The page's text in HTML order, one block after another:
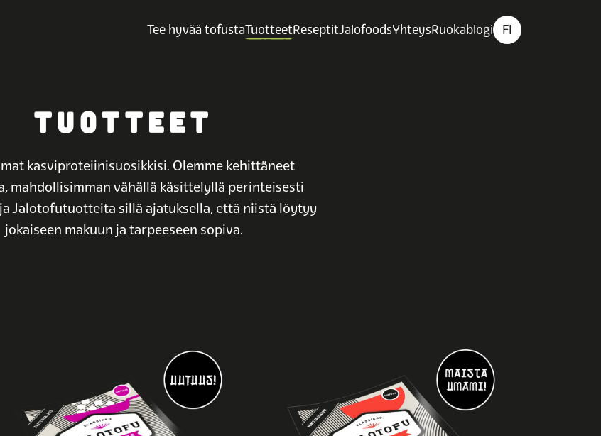
Tee hyvää tofustaTuotteetReseptitJalofoodsYhteysRuokablogi FI
TUOTTEET
kasviproteiinisuosikkisi. Olemme kehittäneet
mahdollisimman vähällä käsittelyllä perinteisesti
Jalotofutuotteita sillä ajatuksella, että niistä löytyy
jokaiseen makuun ja tarpeeseen sopiva.